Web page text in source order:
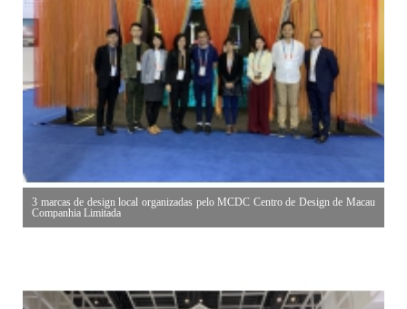
3 marcas de design local organizadas pelo MCDC Centro de Design de Macau
Companhia Limitada